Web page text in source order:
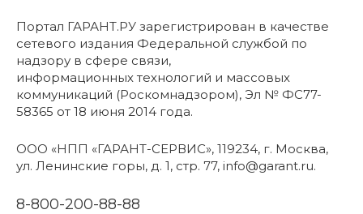
Портал ГАРАНТ.РУ зарегистрирован в качестве
сетевого издания Федеральной службой по
надзору в сфере связи,
информационных технологий и массовых
коммуникаций (Роскомнадзором), Эл № ФС77-
58365 от 18 июня 2014 года.
ООО «НПП «ГАРАНТ-СЕРВИС», 119234, г. Москва,
ул. Ленинские горы, д. 1, стр. 77, info@garant.ru.
8-800-200-88-88